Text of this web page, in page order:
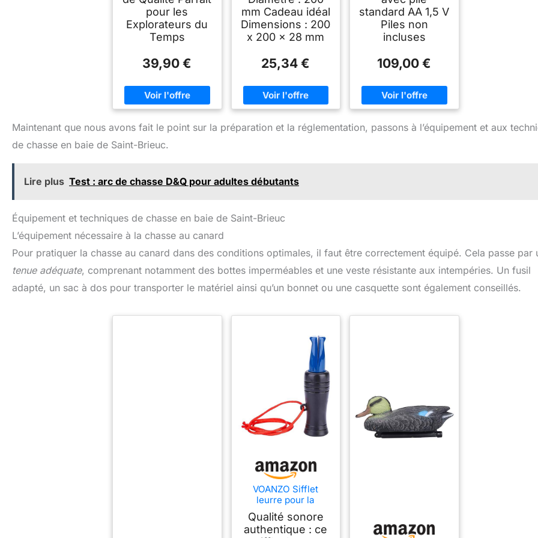
pour les
Explorateurs du
Temps
39,90 €
mm Cadeau idéal
Dimensions : 200
x 200 x 28 mm
25,34 €
standard AA 1,5 V
Piles non
incluses
109,00 €
Maintenant que nous avons fait le point sur la préparation et la réglementation, passons à l’équipement et aux
de chasse en baie de Saint-Brieuc.
Lire plus Test : arc de chasse D&Q pour adultes débutants
Équipement et techniques de chasse en baie de Saint-Brieuc
L’équipement nécessaire à la chasse au canard
Pour pratiquer la chasse au canard dans des conditions optimales, il faut être correctement équipé. Cela passe par
tenue adéquate, comprenant notamment des bottes imperméables et une veste résistante aux intempéries. Un fusil
adapté, un sac à dos pour transporter le matériel ainsi qu’un bonnet ou une casquette sont également conseillés.
VOANZO Sifflet
leurre pour la
Chasse au Canard,
Appel de Chasse
Polyvalent avec
Qualité sonore
authentique : ce